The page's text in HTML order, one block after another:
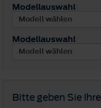
Modellauswahl
Modellauswahl
Bitte geben Sie